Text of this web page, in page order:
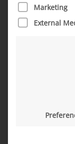
Marketing
External